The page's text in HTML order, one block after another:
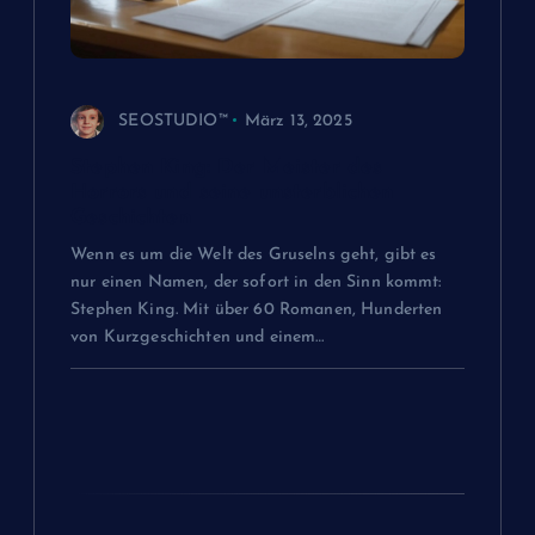
SEOSTUDIO™ März 13, 2025
Wenn es um die Welt des Gruselns geht, gibt es
nur einen Namen, der sofort in den Sinn kommt:
Stephen King. Mit über 60 Romanen, Hunderten
von Kurzgeschichten und einem…